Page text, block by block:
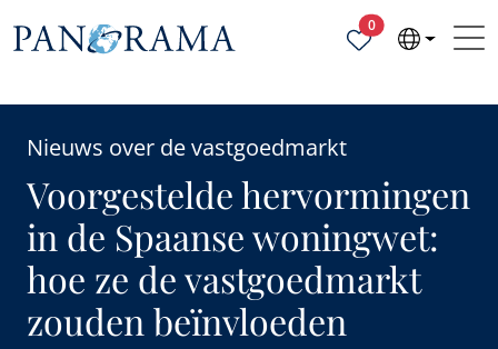
0Geselecteerde
Nieuws over de vastgoedmarkt
Voorgestelde hervormingen
in de Spaanse woningwet:
hoe ze de vastgoedmarkt
zouden beïnvloeden